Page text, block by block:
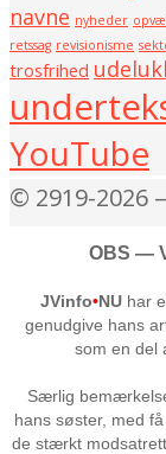
navne nyheder
retssag revisionisme
trosfrihed
YouTube
© 2919-2026
OBS —
JVinfo•NUhar
genudgive hans
som en del
Særlig
hans søster, med
de stærkt